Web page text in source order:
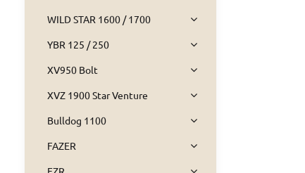
WILD STAR 1600 / 1700
YBR 125 / 250
XV950 Bolt
XVZ 1900 Star Venture
Bulldog 1100
FAZER